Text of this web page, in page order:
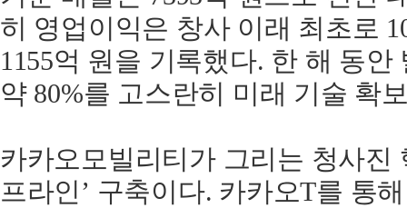
히 영업이익은 창사 이래 최초로
1155억 원을 기록했다. 한 해 동
약 80%를 고스란히 미래 기술 확
카카오모빌리티가 그리는 청사진
프라인’ 구축이다. 카카오T를 통